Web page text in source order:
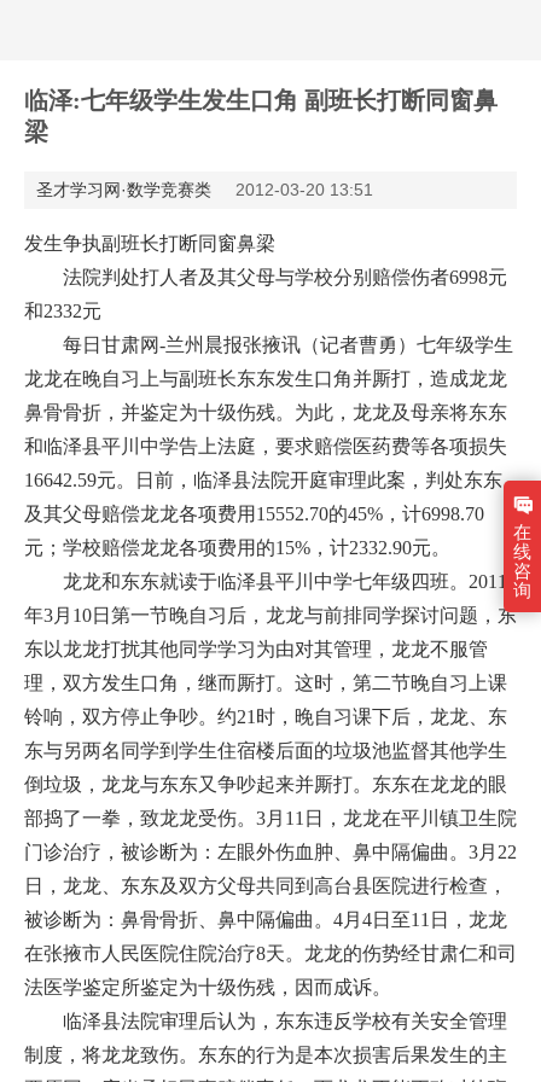
临泽:七年级学生发生口角 副班长打断同窗鼻
梁
圣才学习网·数学竞赛类 2012-03-20 13:51
发生争执副班长打断同窗鼻梁
法院判处打人者及其父母与学校分别赔偿伤者6998元
和2332元
每日甘肃网-兰州晨报张掖讯（记者曹勇）七年级学生
龙龙在晚自习上与副班长东东发生口角并厮打，造成龙龙
鼻骨骨折，并鉴定为十级伤残。为此，龙龙及母亲将东东
和临泽县平川中学告上法庭，要求赔偿医药费等各项损失
16642.59元。日前，临泽县法院开庭审理此案，判处东东
及其父母赔偿龙龙各项费用15552.70的45%，计6998.70
元；学校赔偿龙龙各项费用的15%，计2332.90元。
龙龙和东东就读于临泽县平川中学七年级四班。2011
年3月10日第一节晚自习后，龙龙与前排同学探讨问题，东
东以龙龙打扰其他同学学习为由对其管理，龙龙不服管
理，双方发生口角，继而厮打。这时，第二节晚自习上课
铃响，双方停止争吵。约21时，晚自习课下后，龙龙、东
东与另两名同学到学生住宿楼后面的垃圾池监督其他学生
倒垃圾，龙龙与东东又争吵起来并厮打。东东在龙龙的眼
部捣了一拳，致龙龙受伤。3月11日，龙龙在平川镇卫生院
门诊治疗，被诊断为：左眼外伤血肿、鼻中隔偏曲。3月22
日，龙龙、东东及双方父母共同到高台县医院进行检查，
被诊断为：鼻骨骨折、鼻中隔偏曲。4月4日至11日，龙龙
在张掖市人民医院住院治疗8天。龙龙的伤势经甘肃仁和司
法医学鉴定所鉴定为十级伤残，因而成诉。
临泽县法院审理后认为，东东违反学校有关安全管理
制度，将龙龙致伤。东东的行为是本次损害后果发生的主
在
线
咨
询